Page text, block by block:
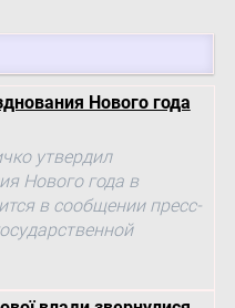
Нового года
утвердил
Нового года в
в сообщении пресс-